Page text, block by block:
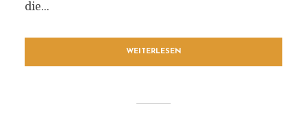
die...
WEITERLESEN